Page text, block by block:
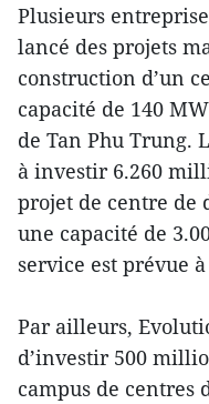
Plusieurs
lancé des projets
construction d’un
capacité de 140
de Tan Phu Trung.
à investir 6.260
projet de centre de
une capacité de
service est prévue
Par ailleurs,
d’investir 500
campus de centres